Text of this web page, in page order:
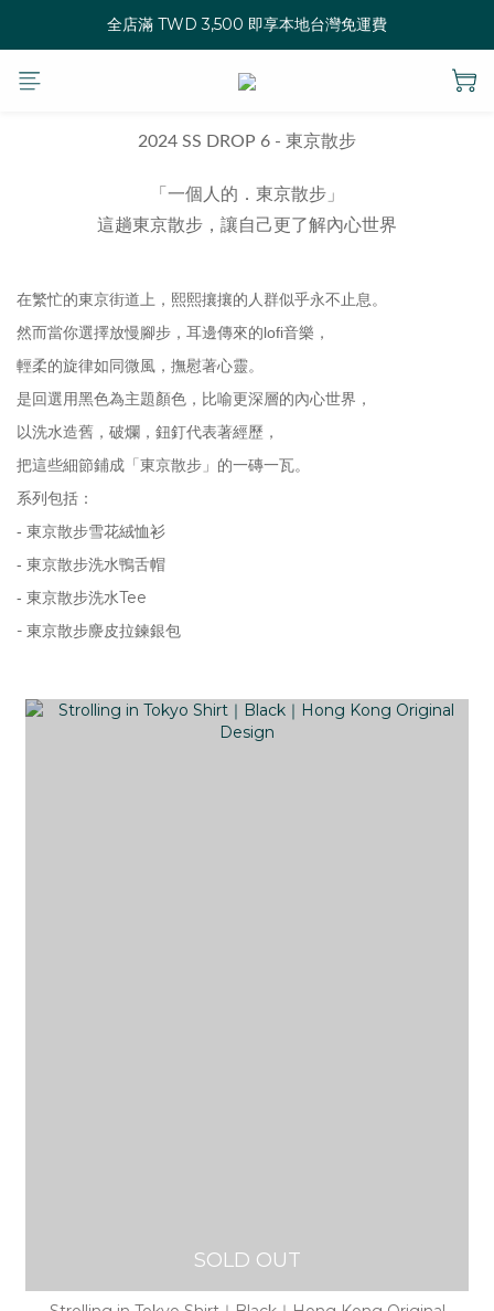
全店滿 TWD 3,500 即享本地台灣免運費
2024 SS DROP 6 - 東京散步
「一個人的．東京散步」
這趟東京散步，讓自己更了解內心世界
在繁忙的東京街道上，熙熙攘攘的人群似乎永不止息。
然而當你選擇放慢腳步，耳邊傳來的lofi音樂，
輕柔的旋律如同微風，撫慰著心靈。
是回選用黑色為主題顏色，比喻更深層的內心世界，
以洗水造舊，破爛，鈕釘代表著經歷，
把這些細節鋪成「東京散步」的一磚一瓦。
系列包括：
- 東京散步雪花絨恤衫
- 東京散步洗水鴨舌帽
- 東京散步洗水Tee
- 東京散步麖皮拉鍊銀包
SOLD OUT